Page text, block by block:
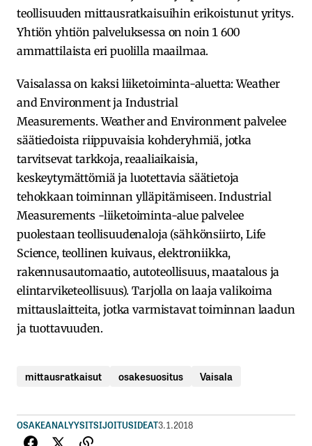
teollisuuden mittausratkaisuihin erikoistunut yritys.
Yhtiön yhtiön palveluksessa on noin 1 600
ammattilaista eri puolilla maailmaa.
Vaisalassa on kaksi liiketoiminta-aluetta: Weather
and Environment ja Industrial
Measurements. Weather and Environment palvelee
säätiedoista riippuvaisia kohderyhmiä, jotka
tarvitsevat tarkkoja, reaaliaikaisia,
keskeytymättömiä ja luotettavia säätietoja
tehokkaan toiminnan ylläpitämiseen. Industrial
Measurements -liiketoiminta-alue palvelee
puolestaan teollisuudenaloja​ (sähkönsiirto, Life
Science, teollinen kuivaus, elektroniikka,
rakennusautomaatio, autoteollisuus, maatalous ja
elintarviketeollisuus). Tarjolla on laaja valikoima
mittauslaitteita, jotka varmistavat toiminnan laadun
ja tuottavuuden.
mittausratkaisut osakesuositus Vaisala
OSAKEANALYYSITSIJOITUSIDEAT3.1.2018